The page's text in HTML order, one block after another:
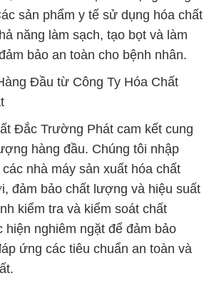
sản phẩm y tế sử dụng hóa chất
năng làm sạch, tạo bọt và làm
bảo an toàn cho bệnh nhân.
Đầu từ Công Ty Hóa Chất
Đắc Trường Phát cam kết cung
hàng đầu. Chúng tôi nhập
nhà máy sản xuất hóa chất
đảm bảo chất lượng và hiệu suất
kiểm tra và kiểm soát chất
nghiêm ngặt để đảm bảo
ứng các tiêu chuẩn an toàn và